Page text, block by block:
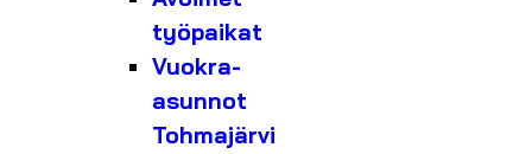
työpaikat
Vuokra-
asunnot
Tohmajärvi